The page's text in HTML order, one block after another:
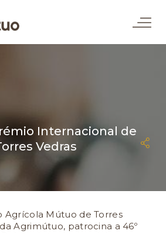
Internacional de
Vedras
Agrícola Mútuo de Torres
Agrimútuo, patrocina a 46º